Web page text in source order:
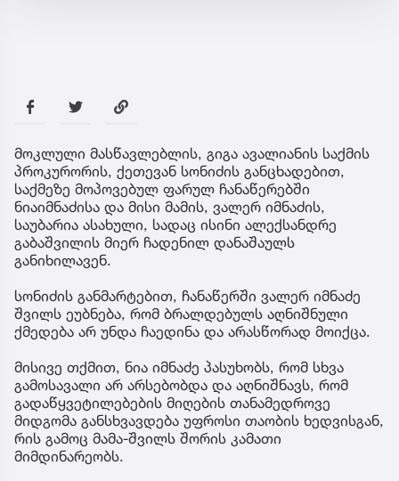
მოკლული მასწავლებლის, გიგა ავალიანის საქმის
პროკურორის, ქეთევან სონიძის განცხადებით,
საქმეზე მოპოვებულ ფარულ ჩანაწერებში
ნიაიმნაძისა და მისი მამის, ვალერ იმნაძის,
საუბარია ასახული, სადაც ისინი ალექსანდრე
გაბაშვილის მიერ ჩადენილ დანაშაულს
განიხილავენ.
სონიძის განმარტებით, ჩანაწერში ვალერ იმნაძე
შვილს ეუბნება, რომ ბრალდებულს აღნიშნული
ქმედება არ უნდა ჩაედინა და არასწორად მოიქცა.
მისივე თქმით, ნია იმნაძე პასუხობს, რომ სხვა
გამოსავალი არ არსებობდა და აღნიშნავს, რომ
გადაწყვეტილებების მიღების თანამედროვე
მიდგომა განსხვავდება უფროსი თაობის ხედვისგან,
რის გამოც მამა-შვილს შორის კამათი
მიმდინარეობს.